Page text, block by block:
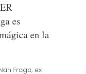
es
en la
Fraga, ex